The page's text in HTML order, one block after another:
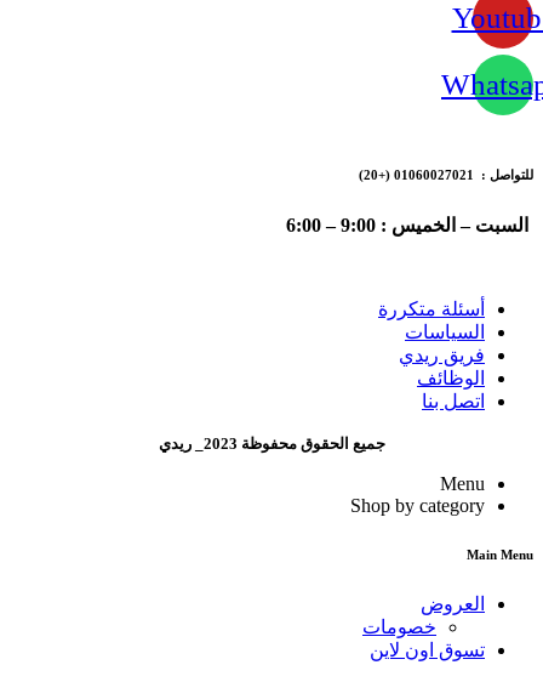
للتواصل : 01060027021 (+20)
السبت – الخميس : 9:00 – 6:00
أسئلة متكررة
السياسات
فريق ريدي
الوظائف
اتصل بنا
جميع الحقوق محفوظة 2023_ ريدي
Menu
Shop by category
Main Menu
العروض
خصومات
تسوق اون لاين